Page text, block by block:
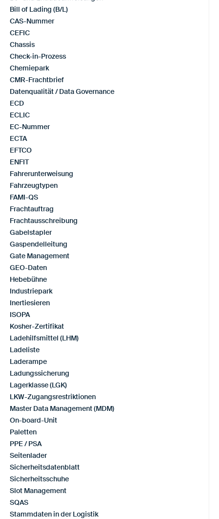
Bill of Lading (B/L)
CAS-Nummer
CEFIC
Chassis
Check-in-Prozess
Chemiepark
CMR-Frachtbrief
Datenqualität / Data Governance
ECD
ECLIC
EC-Nummer
ECTA
EFTCO
ENFIT
Fahrerunterweisung
Fahrzeugtypen
FAMI-QS
Frachtauftrag
Frachtausschreibung
Gabelstapler
Gaspendelleitung
Gate Management
GEO-Daten
Hebebühne
Industriepark
Inertiesieren
ISOPA
Kosher-Zertifikat
Ladehilfsmittel (LHM)
Ladeliste
Laderampe
Ladungssicherung
Lagerklasse (LGK)
LKW-Zugangsrestriktionen
Master Data Management (MDM)
On-board-Unit
Paletten
PPE / PSA
Seitenlader
Sicherheitsdatenblatt
Sicherheitsschuhe
Slot Management
SQAS
Stammdaten in der Logistik